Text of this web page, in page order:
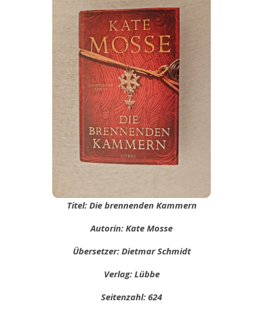
Titel: Die brennenden Kammern
Autorin: Kate Mosse
Übersetzer: Dietmar Schmidt
Verlag: Lübbe
Seitenzahl: 624